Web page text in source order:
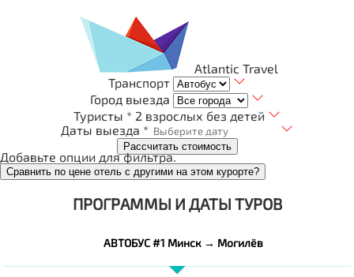
Atlantic Travel
Транспорт
Город выезда
Туристы * 2 взрослых без детей
Даты выезда *
Рассчитать стоимость
Добавьте опции для фильтра.
Сравнить по цене отель с другими на этом курорте?
ПРОГРАММЫ И ДАТЫ ТУРОВ
АВТОБУС #1 Минск → Могилёв